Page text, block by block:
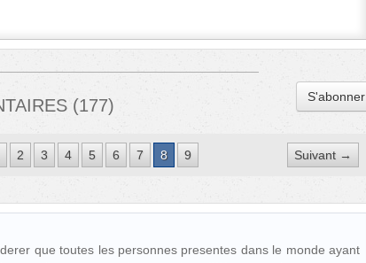
(177) S'abonner
2 3 4 5 6 7 8 9 Suivant →
que toutes les personnes presentes dans le monde ayant